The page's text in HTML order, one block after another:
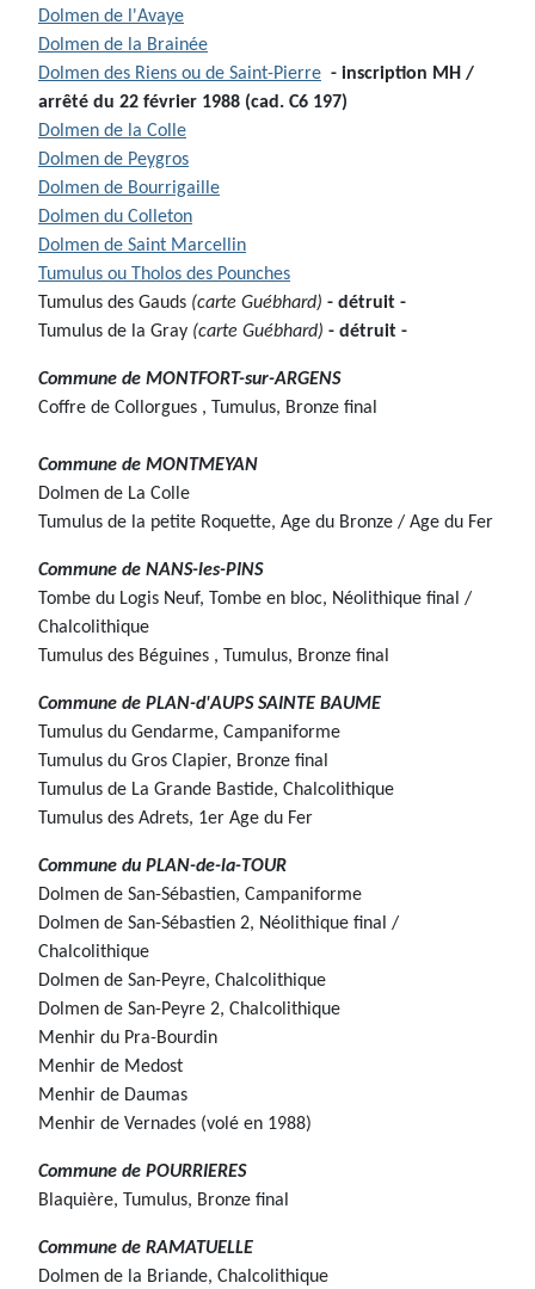
Dolmen de l'Avaye
Dolmen de la Brainée
Dolmen des Riens ou de Saint-Pierre - inscription MH /
arrêté du 22 février 1988 (cad. C6 197)
Dolmen de la Colle
Dolmen de Peygros
Dolmen de Bourrigaille
Dolmen du Colleton
Dolmen de Saint Marcellin
Tumulus ou Tholos des Pounches
Tumulus des Gauds (carte Guébhard) - détruit -
Tumulus de la Gray (carte Guébhard) - détruit -
Commune de MONTFORT-sur-ARGENS
Coffre de Collorgues , Tumulus, Bronze final
Commune de MONTMEYAN
Dolmen de La Colle
Tumulus de la petite Roquette, Age du Bronze / Age du Fer
Commune de NANS-les-PINS
Tombe du Logis Neuf, Tombe en bloc, Néolithique final /
Chalcolithique
Tumulus des Béguines , Tumulus, Bronze final
Commune de PLAN-d'AUPS SAINTE BAUME
Tumulus du Gendarme, Campaniforme
Tumulus du Gros Clapier, Bronze final
Tumulus de La Grande Bastide, Chalcolithique
Tumulus des Adrets, 1er Age du Fer
Commune du PLAN-de-la-TOUR
Dolmen de San-Sébastien, Campaniforme
Dolmen de San-Sébastien 2, Néolithique final /
Chalcolithique
Dolmen de San-Peyre, Chalcolithique
Dolmen de San-Peyre 2, Chalcolithique
Menhir du Pra-Bourdin
Menhir de Medost
Menhir de Daumas
Menhir de Vernades (volé en 1988)
Commune de POURRIERES
Blaquière, Tumulus, Bronze final
Commune de RAMATUELLE
Dolmen de la Briande, Chalcolithique